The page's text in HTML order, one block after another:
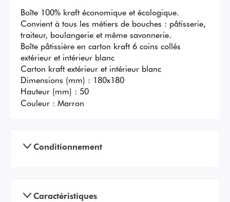
Boîte 100% kraft économique et écologique.
Convient à tous les métiers de bouches : pâtisserie,
traiteur, boulangerie et même savonnerie.
Boîte pâtissière en carton kraft 6 coins collés
extérieur et intérieur blanc
Carton kraft extérieur et intérieur blanc
Dimensions (mm) : 180x180
Hauteur (mm) : 50
Couleur : Marron
Conditionnement
Caractéristiques